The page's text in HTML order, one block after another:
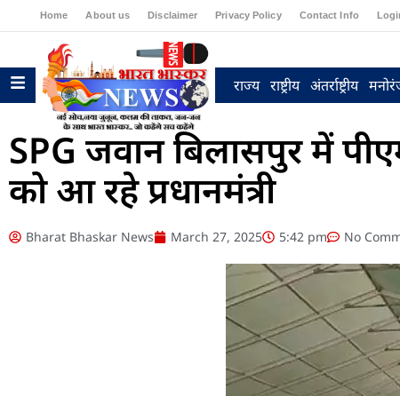
Home About us Disclaimer Privacy Policy Contact Info
राज्य राष्ट्रीय अंतर्राष्ट्रीय
SPG जवान बिलासपुर में
को आ रहे प्रधानमंत्री
Bharat Bhaskar News March 27, 2025 5:42 pm No